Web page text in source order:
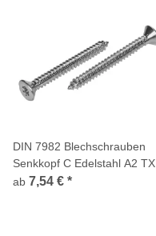
DIN 7982 Blechschrauben
Senkkopf C Edelstahl A2 TX
ab 7,54 € *